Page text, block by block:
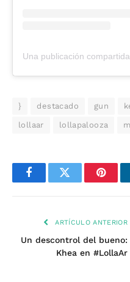
} destacado gun
lollaar lollapalooza
FacebookTwitter
ARTÍCULO ANTERIOR
Un descontrol del bueno:
Khea en #LollaAr